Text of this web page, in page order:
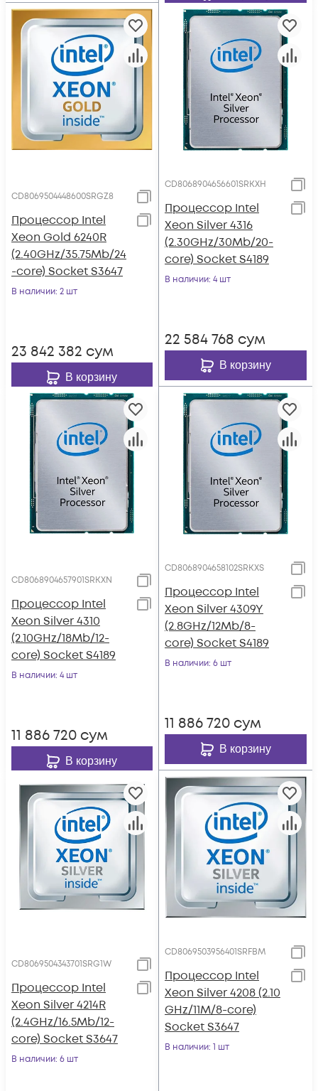
CD8069504448600SRGZ8
Процессор Intel
Xeon Gold 6240R
(2.40GHz/35.75Mb/24
-core) Socket S3647
В наличии: 2 шт
23 842 382 сум
В корзину
CD8068904656601SRKXH
Процессор Intel
Xeon Silver 4316
(2.30GHz/30Mb/20-
core) Socket S4189
В наличии: 4 шт
22 584 768 сум
В корзину
CD8068904657901SRKXN
Процессор Intel
Xeon Silver 4310
(2.10GHz/18Mb/12-
core) Socket S4189
В наличии: 4 шт
11 886 720 сум
В корзину
CD8068904658102SRKXS
Процессор Intel
Xeon Silver 4309Y
(2.8GHz/12Mb/8-
core) Socket S4189
В наличии: 6 шт
11 886 720 сум
В корзину
CD8069504343701SRG1W
Процессор Intel
Xeon Silver 4214R
(2.4GHz/16.5Mb/12-
core) Socket S3647
В наличии: 6 шт
CD8069503956401SRFBM
Процессор Intel
Xeon Silver 4208 (2.10
GHz/11M/8-core)
Socket S3647
В наличии: 1 шт